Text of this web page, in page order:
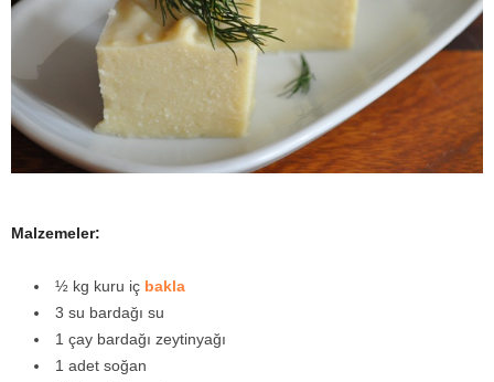
Malzemeler:
½ kg kuru iç bakla
3 su bardağı su
1 çay bardağı zeytinyağı
1 adet soğan